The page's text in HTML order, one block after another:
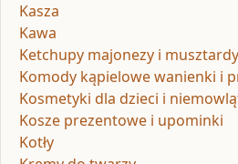
Kasza
Kawa
Ketchupy majonezy i musztardy
Komody kąpielowe wanienki i
Kosmetyki dla dzieci i
Kosze prezentowe i upominki
Kotły